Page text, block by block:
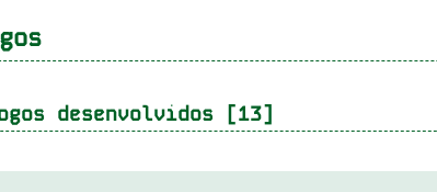
desenvolvidos [13]